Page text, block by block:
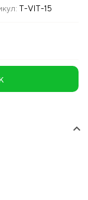
T-VIT-15
keyboard_arrow_up